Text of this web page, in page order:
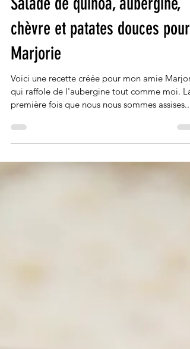
Eve-Lyne Auger
13 juin 2019
Salade de quinoa, aubergine,
chèvre et patates douces pour
Marjorie
première fois que nous nous sommes assises...